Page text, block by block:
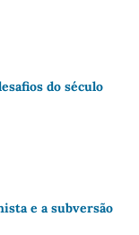
do século
e a subversão